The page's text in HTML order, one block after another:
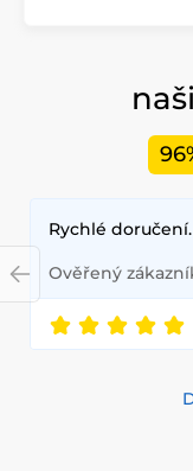
Rychlé doručení.
Ověřený